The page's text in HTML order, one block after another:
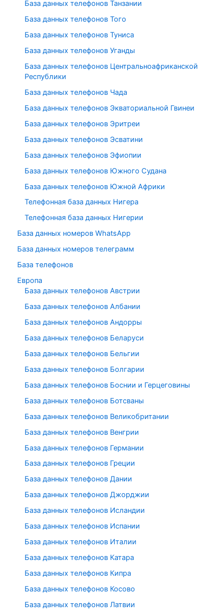
База данных телефонов Танзании
База данных телефонов Того
База данных телефонов Туниса
База данных телефонов Уганды
База данных телефонов Центральноафриканской
Республики
База данных телефонов Чада
База данных телефонов Экваториальной Гвинеи
База данных телефонов Эритреи
База данных телефонов Эсватини
База данных телефонов Эфиопии
База данных телефонов Южного Судана
База данных телефонов Южной Африки
Телефонная база данных Нигера
Телефонная база данных Нигерии
База данных номеров WhatsApp
База данных номеров телеграмм
База телефонов
Европа
База данных телефонов Австрии
База данных телефонов Албании
База данных телефонов Андорры
База данных телефонов Беларуси
База данных телефонов Бельгии
База данных телефонов Болгарии
База данных телефонов Боснии и Герцеговины
База данных телефонов Ботсваны
База данных телефонов Великобритании
База данных телефонов Венгрии
База данных телефонов Германии
База данных телефонов Греции
База данных телефонов Дании
База данных телефонов Джорджии
База данных телефонов Исландии
База данных телефонов Испании
База данных телефонов Италии
База данных телефонов Катара
База данных телефонов Кипра
База данных телефонов Косово
База данных телефонов Латвии